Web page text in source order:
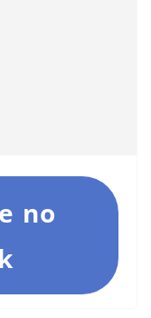
no